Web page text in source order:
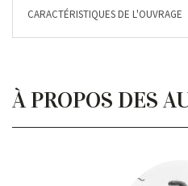
CARACTÉRISTIQUES DE L'OUVRAGE
À PROPOS DES